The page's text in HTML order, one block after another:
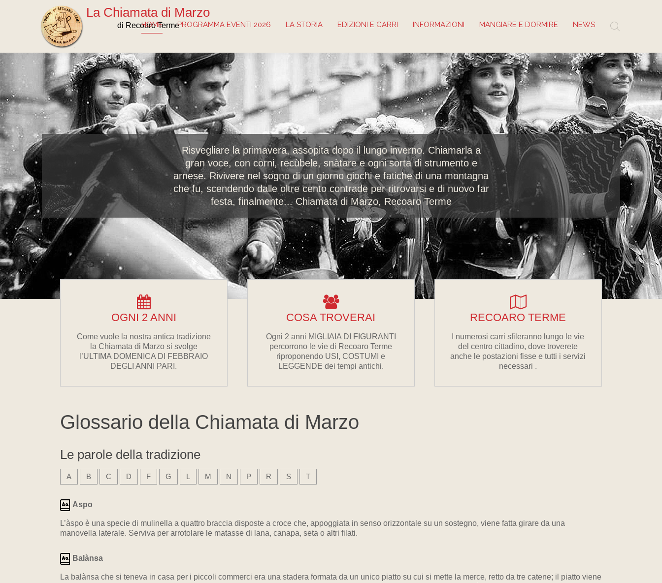
La Chiamata di Marzo
di Recoaro Terme
HOME PROGRAMMA EVENTI 2026 LA STORIA EDIZIONI E CARRI INFORMAZIONI MANGIARE E DORMIRE NEWS
Risvegliare la primavera, assopita dopo il lungo inverno. Chiamarla a
gran voce, con corni, recùbele, snàtare e ogni sorta di strumento e
arnese. Rivivere nel sogno di un giorno giochi e fatiche di una montagna
che fu, scendendo dalle oltre cento contrade per ritrovarsi e di nuovo far
festa, finalmente... Chiamata di Marzo, Recoaro Terme
OGNI 2 ANNI
Come vuole la nostra antica tradizione
la Chiamata di Marzo si svolge
l’ULTIMA DOMENICA DI FEBBRAIO
DEGLI ANNI PARI.
COSA TROVERAI
Ogni 2 anni MIGLIAIA DI FIGURANTI
percorrono le vie di Recoaro Terme
riproponendo USI, COSTUMI e
LEGGENDE dei tempi antichi.
RECOARO TERME
I numerosi carri sfileranno lungo le vie
del centro cittadino, dove troverete
anche le postazioni fisse e tutti i servizi
necessari .
Glossario della Chiamata di Marzo
Le parole della tradizione
A B C D F G L M N P R S T
Aspo
L’àspo è una specie di mulinella a quattro braccia disposte a croce che, appoggiata in senso orizzontale su un sostegno, viene fatta girare da una
manovella laterale. Serviva per arrotolare le matasse di lana, canapa, seta o altri filati.
Balànsa
La balànsa che si teneva in casa per i piccoli commerci era una stadera formata da un unico piatto su cui si mette la merce, retto da tre catene; il piatto viene